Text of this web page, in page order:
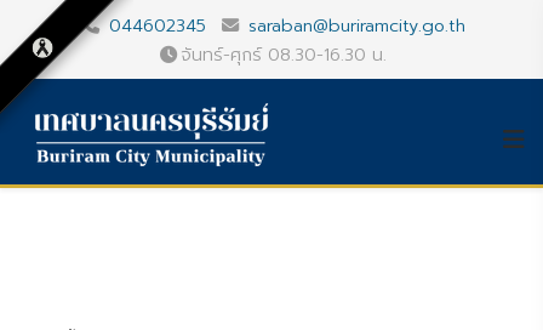
044602345
saraban@buriramcity.go.th
จันทร์-ศุกร์ 08.30-16.30 น.